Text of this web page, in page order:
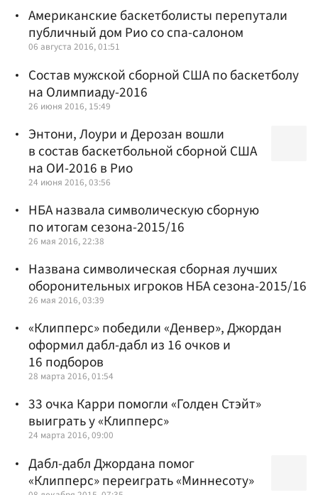
Американские баскетболисты перепутали
публичный дом Рио со спа-салоном
06 августа 2016, 01:51
Состав мужской сборной США по баскетболу
на Олимпиаду-2016
26 июня 2016, 15:49
Энтони, Лоури и Дерозан вошли
в состав баскетбольной сборной США
на ОИ-2016 в Рио
24 июня 2016, 03:56
НБА назвала символическую сборную
по итогам сезона-2015/16
26 мая 2016, 22:38
Названа символическая сборная лучших
оборонительных игроков НБА сезона-2015/16
26 мая 2016, 03:39
«Клипперс» победили «Денвер», Джордан
оформил дабл-дабл из 16 очков и
16 подборов
28 марта 2016, 01:54
33 очка Карри помогли «Голден Стэйт»
выиграть у «Клипперс»
24 марта 2016, 09:00
Дабл-дабл Джордана помог
«Клипперс» переиграть «Миннесоту»